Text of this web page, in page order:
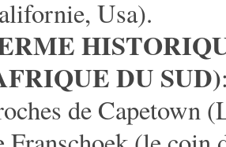
Usa).
DU SUD)
de Capetown